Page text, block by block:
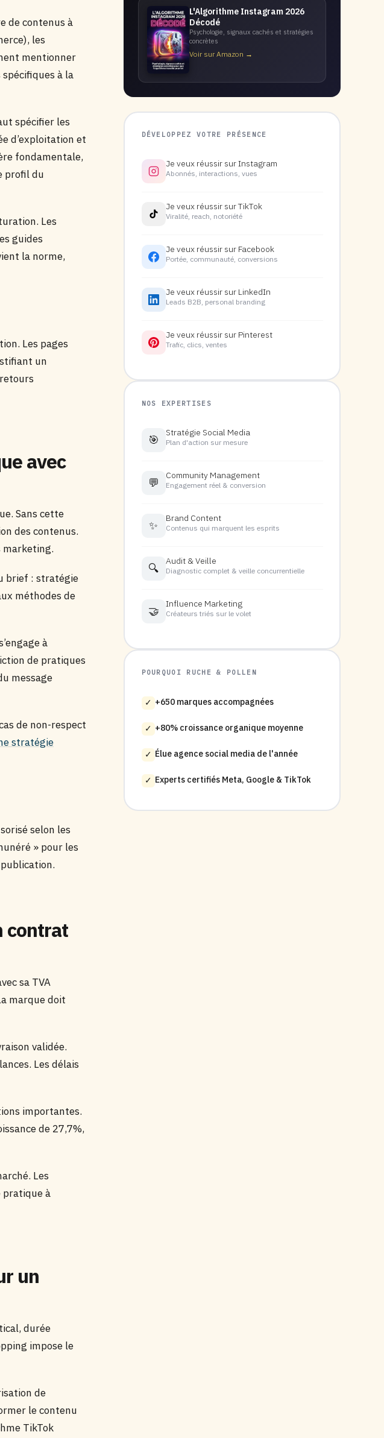
de contenus à
les
mentionner
à la
spécifier les
d’exploitation et
fondamentale,
profil du
Les
guides
la norme,
Les pages
un
avec
Sans cette
des contenus.
marketing.
brief : stratégie
méthodes de
à
de pratiques
message
de non-respect
stratégie
selon les
» pour les
contrat
sa TVA
marque doit
validée.
Les délais
importantes.
de 27,7%,
Les
pratique à
un
durée
impose le
de
le contenu
TikTok
L'Algorithme Instagram 2026
Décodé
Psychologie, signaux cachés et stratégies
concrètes
Voir sur Amazon →
DÉVELOPPEZ VOTRE PRÉSENCE
Je veux réussir sur Instagram
Abonnés, interactions, vues
Je veux réussir sur TikTok
Viralité, reach, notoriété
Je veux réussir sur Facebook
Portée, communauté, conversions
Je veux réussir sur LinkedIn
Leads B2B, personal branding
Je veux réussir sur Pinterest
Trafic, clics, ventes
NOS EXPERTISES
🎯
Stratégie Social Media
Plan d'action sur mesure
💬
Community Management
Engagement réel & conversion
✨
Brand Content
Contenus qui marquent les esprits
🔍
Audit & Veille
Diagnostic complet & veille concurrentielle
🤝
Influence Marketing
Créateurs triés sur le volet
POURQUOI RUCHE & POLLEN
✓ +650 marques accompagnées
✓ +80% croissance organique moyenne
✓ Élue agence social media de l'année
✓ Experts certifiés Meta, Google & TikTok